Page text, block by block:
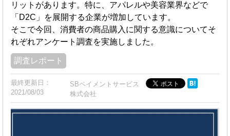
リットがあります。特に、アパレルや美容業界などで
「D2C」を展開する企業が増加しています。
そこで今回、消費者の商品購入に関する意識についてそ
れぞれアンケート調査を実施しました。
調査レポート
最終更新日：
2021/08/03
SBペイメントサービス
株式会社